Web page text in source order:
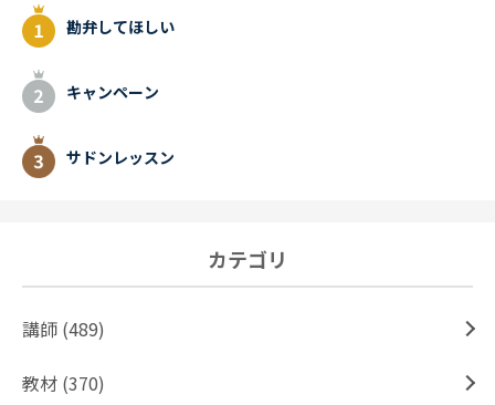
勘弁してほしい
キャンペーン
サドンレッスン
カテゴリ
講師 (489)
教材 (370)